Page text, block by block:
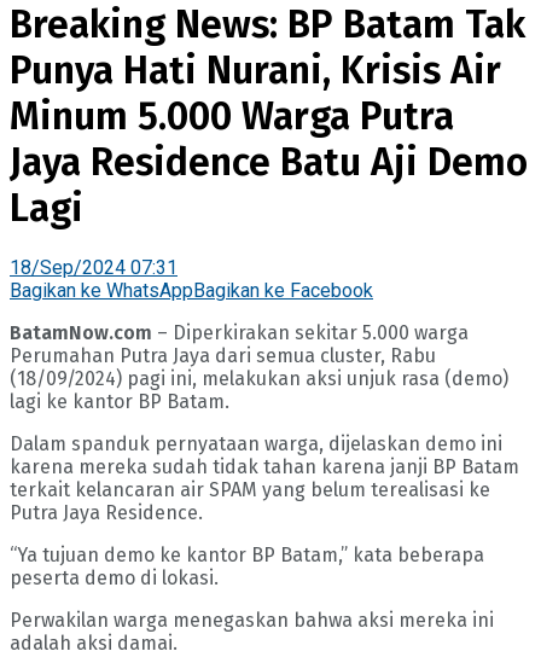
Breaking News: BP Batam Tak
Punya Hati Nurani, Krisis Air
Minum 5.000 Warga Putra
Jaya Residence Batu Aji Demo
Lagi
18/Sep/2024 07:31
Bagikan ke WhatsAppBagikan ke Facebook
BatamNow.com – Diperkirakan sekitar 5.000 warga
Perumahan Putra Jaya dari semua cluster, Rabu
(18/09/2024) pagi ini, melakukan aksi unjuk rasa (demo)
lagi ke kantor BP Batam.
Dalam spanduk pernyataan warga, dijelaskan demo ini
karena mereka sudah tidak tahan karena janji BP Batam
terkait kelancaran air SPAM yang belum terealisasi ke
Putra Jaya Residence.
“Ya tujuan demo ke kantor BP Batam,” kata beberapa
peserta demo di lokasi.
Perwakilan warga menegaskan bahwa aksi mereka ini
adalah aksi damai.